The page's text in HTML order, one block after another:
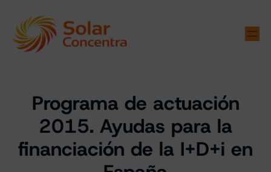
Programa de actuación
2015. Ayudas para la
financiación de la I+D+i en